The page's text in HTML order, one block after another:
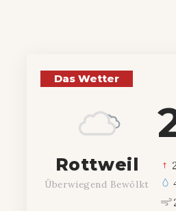
Das Wetter
Rottweil
Überwiegend Bewölkt